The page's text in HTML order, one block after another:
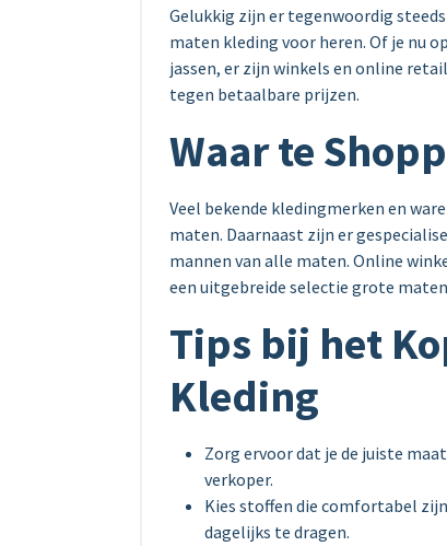
Gelukkig zijn er tegenwoordig
maten kleding voor heren. Of je nu
jassen, er zijn winkels en online
tegen betaalbare prijzen.
Waar te
Veel bekende kledingmerken en
maten. Daarnaast zijn er
mannen van alle maten. Online
een uitgebreide selectie grote
Tips bij het
Kleding
Zorg ervoor dat je de juiste
verkoper.
Kies stoffen die comfortabel
dagelijks te dragen.